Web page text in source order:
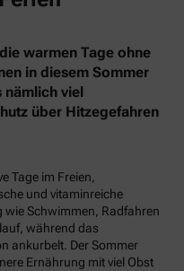
warmen Tage ohne
in diesem Sommer
nämlich viel
über Hitzegefahren
Tage im Freien,
und vitaminreiche
wie Schwimmen, Radfahren
während das
ankurbelt. Der Sommer
Ernährung mit viel Obst